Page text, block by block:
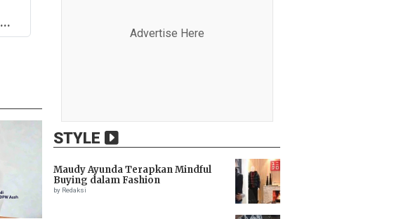
Advertise Here
STYLE
Maudy Ayunda Terapkan Mindful
Buying dalam Fashion
by Redaksi